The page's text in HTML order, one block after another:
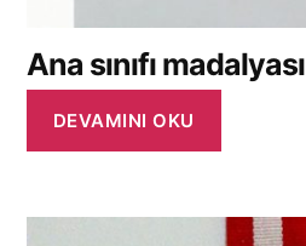
Ana sınıfı madalyası
DEVAMINI OKU